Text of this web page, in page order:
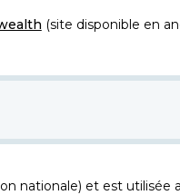
(site disponible en
nationale) et est utilisée